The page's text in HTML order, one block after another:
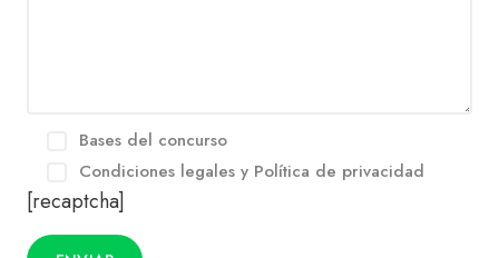
Bases del concurso
Condiciones legales y Política de privacidad
[recaptcha]